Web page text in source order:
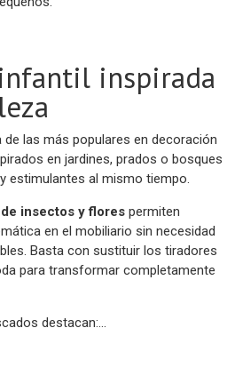
inspirada
las más populares en decoración
en jardines, prados o bosques
estimulantes al mismo tiempo.
insectos y flores permiten
en el mobiliario sin necesidad
Basta con sustituir los tiradores
para transformar completamente
destacan:...